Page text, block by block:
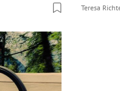
Teresa